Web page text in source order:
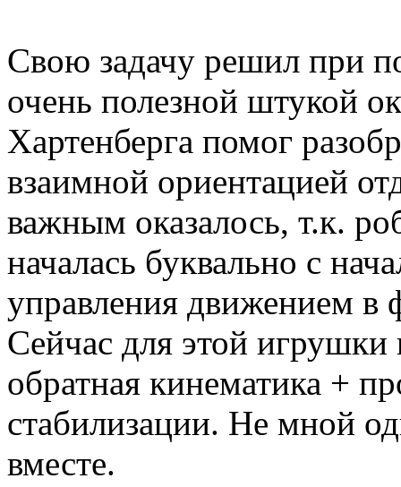
Свою задачу решил при
очень полезной штукой
Хартенберга помог
взаимной ориентацией
важным оказалось, т.к.
началась буквально с
управления движением в
Сейчас для этой
обратная кинематика +
стабилизации. Не мной
вместе.